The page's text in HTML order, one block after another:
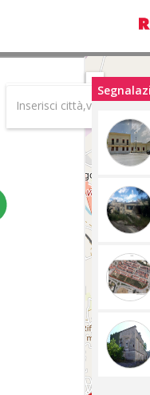
OFFRO
uno spazio (Mappa
MI
per cercare uno
INTERVENTI